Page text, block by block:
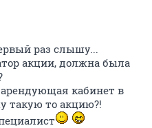
раз слышу...
акции, должна была
кабинет в
такую то акцию?!